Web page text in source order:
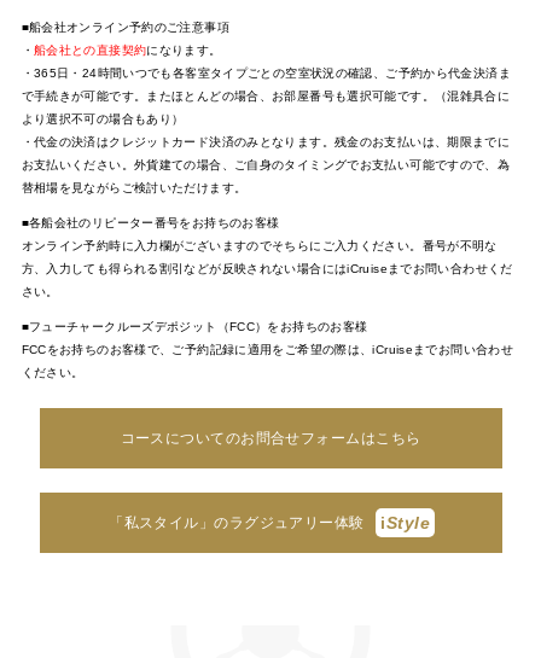
■船会社オンライン予約のご注意事項
・ 船会社との直接契約になります。
・365日・24時間いつでも各客室タイプごとの空室状況の確認、ご予約から代金決済ま
で手続きが可能です。またほとんどの場合、お部屋番号も選択可能です。（混雑具合に
より選択不可の場合もあり）
・代金の決済はクレジットカード決済のみとなります。残金のお支払いは、期限までに
お支払いください。外貨建ての場合、ご自身のタイミングでお支払い可能ですので、為
替相場を見ながらご検討いただけます。
■各船会社のリピーター番号をお持ちのお客様
オンライン予約時に入力欄がございますのでそちらにご入力ください。番号が不明な
方、入力しても得られる割引などが反映されない場合にはiCruiseまでお問い合わせくだ
さい。
■フューチャークルーズデポジット（FCC）をお持ちのお客様
FCCをお持ちのお客様で、ご予約記録に適用をご希望の際は、iCruiseまでお問い合わせ
ください。
コースについてのお問合せフォームはこちら
「私スタイル」のラグジュアリー体験 iStyle